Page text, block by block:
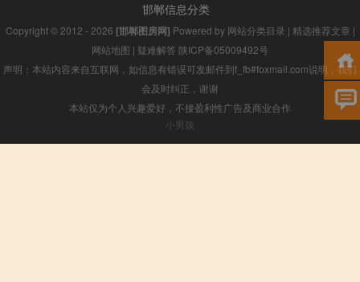
邯郸信息分类
Copyright © 2012 - 2026 [邯郸图房网] Powered by 网站分类目录 | 精选推荐文章 |
网站地图 | 疑难解答 陕ICP备05009492号
声明：本站内容来自互联网，如信息有错误可发邮件到f_fb#foxmail.com说明，我们
会及时纠正，谢谢
本站仅为个人兴趣爱好，不接盈利性广告及商业合作
小男孩